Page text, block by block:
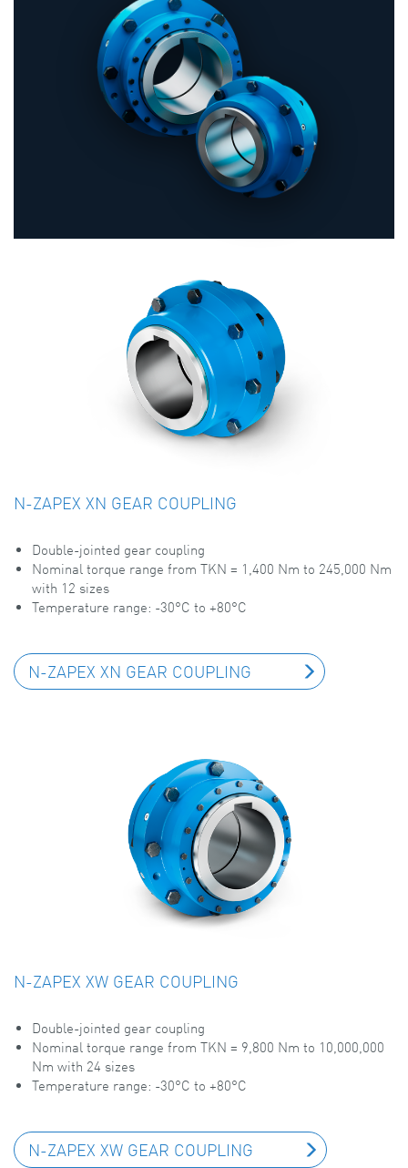
N-ZAPEX XN GEAR COUPLING
Double-jointed gear coupling
Nominal torque range from TKN = 1,400 Nm to 245,000 Nm
with 12 sizes
Temperature range: -30°C to +80°C
N-ZAPEX XN GEAR COUPLING
N-ZAPEX XW GEAR COUPLING
Double-jointed gear coupling
Nominal torque range from TKN = 9,800 Nm to 10,000,000
Nm with 24 sizes
Temperature range: -30°C to +80°C
N-ZAPEX XW GEAR COUPLING